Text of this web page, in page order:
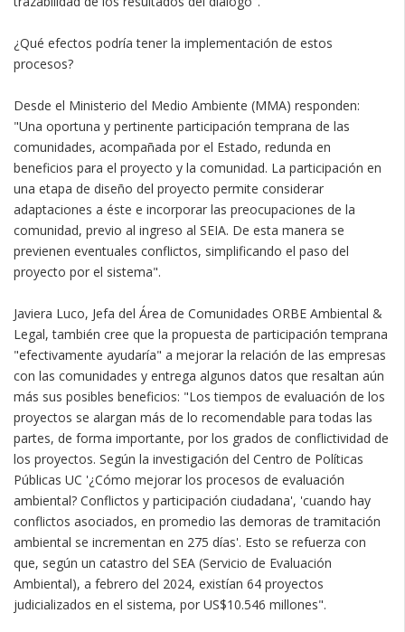
¿Qué efectos podría tener la implementación de estos
procesos?
Desde el Ministerio del Medio Ambiente (MMA) responden:
"Una oportuna y pertinente participación temprana de las
comunidades, acompañada por el Estado, redunda en
beneficios para el proyecto y la comunidad. La participación en
una etapa de diseño del proyecto permite considerar
adaptaciones a éste e incorporar las preocupaciones de la
comunidad, previo al ingreso al SEIA. De esta manera se
previenen eventuales conflictos, simplificando el paso del
proyecto por el sistema".
Javiera Luco, Jefa del Área de Comunidades ORBE Ambiental &
Legal, también cree que la propuesta de participación temprana
"efectivamente ayudaría" a mejorar la relación de las empresas
con las comunidades y entrega algunos datos que resaltan aún
más sus posibles beneficios: "Los tiempos de evaluación de los
proyectos se alargan más de lo recomendable para todas las
partes, de forma importante, por los grados de conflictividad de
los proyectos. Según la investigación del Centro de Políticas
Públicas UC '¿Cómo mejorar los procesos de evaluación
ambiental? Conflictos y participación ciudadana', 'cuando hay
conflictos asociados, en promedio las demoras de tramitación
ambiental se incrementan en 275 días'. Esto se refuerza con
que, según un catastro del SEA (Servicio de Evaluación
Ambiental), a febrero del 2024, existían 64 proyectos
judicializados en el sistema, por US$10.546 millones".